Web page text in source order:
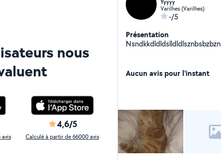
nous
4,6/5
Calculé à partir de 66000 avis
Yyyyy
Varilhes (Varilhes)
-/5
Présentation
Nsndkkdldldslldldlsznbsbzbzn
Aucun avis pour l'instant